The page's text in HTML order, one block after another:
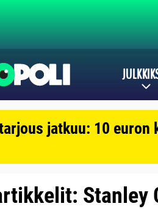
jatkuu: 10 euron
Stanley